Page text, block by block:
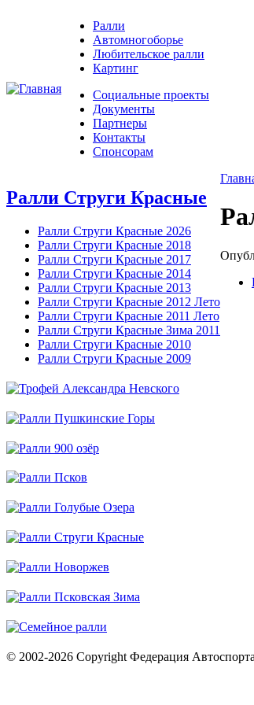
Ралли
Автомногоборье
Любительское ралли
Картинг
Социальные проекты
Документы
Партнеры
Контакты
Спонсорам
Ралли Струги Красные
Ралли Струги Красные 2026
Ралли Струги Красные 2018
Ралли Струги Красные 2017
Ралли Струги Красные 2014
Ралли Струги Красные 2013
Ралли Струги Красные 2012 Лето
Ралли Струги Красные 2011 Лето
Ралли Струги Красные Зима 2011
Ралли Струги Красные 2010
Ралли Струги Красные 2009
© 2002-2026 Copyright Федерация